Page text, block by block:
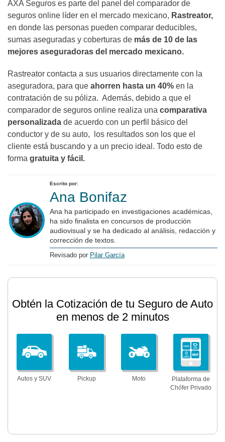
AXA Seguros es parte del panel del comparador de
seguros online líder en el mercado mexicano, Rastreator,
en donde las personas pueden comparar deducibles,
sumas aseguradas y coberturas de más de 10 de las
mejores aseguradoras del mercado mexicano.
Rastreator contacta a sus usuarios directamente con la
aseguradora, para que ahorren hasta un 40% en la
contratación de su póliza. Además, debido a que el
comparador de seguros online realiza una comparativa
personalizada de acuerdo con un perfil básico del
conductor y de su auto, los resultados son los que el
cliente está buscando y a un precio ideal. Todo esto de
forma gratuita y fácil.
Escrito por:
Ana Bonifaz
Ana ha participado en investigaciones académicas,
ha sido finalista en concursos de producción
audiovisual y se ha dedicado al análisis, redacción y
corrección de textos.
Revisado por Pilar García
Obtén la Cotización de tu Seguro de Auto
en menos de 2 minutos
Autos y SUV Pickup Moto
Plataforma de
Chófer Privado